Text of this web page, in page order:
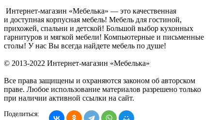
Интернет-магазин «Мебелька» — это качественная
и доступная корпусная мебель! Мебель для гостиной,
прихожей, спальни и детской! Большой выбор кухонных
гарнитуров и мягкой мебели! Компьютерные и письменные
столы! У нас Вы всегда найдете мебель по душе!
© 2013-2022 Интернет-магазин «Мебелька»
Все права защищены и охраняются законом об авторском
праве. Любое использование материалов разрешено только
при наличии активной ссылки на сайт.
Поделиться: